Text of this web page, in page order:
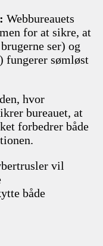
Webbureauets
for at sikre, at
ser) og
fungerer sømløst
hvor
bureauet, at
forbedrer både
vil
både